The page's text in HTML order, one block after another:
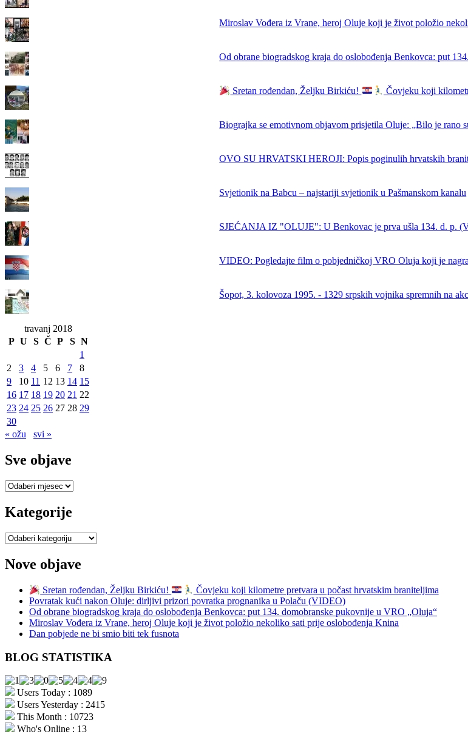
Miroslav Vođera iz Vrane, heroj Oluje koji je život položio
Od obrane biogradskog kraja do oslobođenja Benkovca: put
Sretan rođendan, Željku Birkiću! Čovjeku koji
Biograjka se emotivnom objavom prisjetila Oluje: „Bilo je rano
OVO SU HRVATSKI HEROJI: Popis poginulih hrvatskih
Svjetionik na Babcu – najstariji svjetionik u Pašmanskom kanalu
SJEĆANJA IZ "OLUJE": U Benkovac je prva ušla 134. d. p.
VIDEO: Pogledajte film o pobjedničkoj VRO Oluja koji je
Šopot, 3. kolovoza 1995. - 1329 srpskih vojnika spremnih na
travanj 2018
P U S Č P S N
1
2
3 4 5 6 7
8
9
10 11 12 13 14 15
16 17 18 19 20 21 22
23 24 25 26 27 28 29
30
« ožu
svi »
Sve objave
Sve
Kategorije
Kategorije
Nove objave
Sretan rođendan, Željku Birkiću!
Čovjeku koji kilometre pretvara u počast hrvatskim braniteljima
Povratak kući nakon Oluje: dirljivi prizori povratka prognanika u Polaču (VIDEO)
Od obrane biogradskog kraja do oslobođenja Benkovca: put 134. domobranske pukovnije u VRO „Oluja“
Miroslav Vođera iz Vrane, heroj Oluje koji je život položio nekoliko sati prije oslobođenja Knina
Dan pobjede ne bi smio biti tek fusnota
BLOG STATISTIKA
Users Today : 1089
Users Yesterday : 2415
This Month : 10723
Who's Online : 13